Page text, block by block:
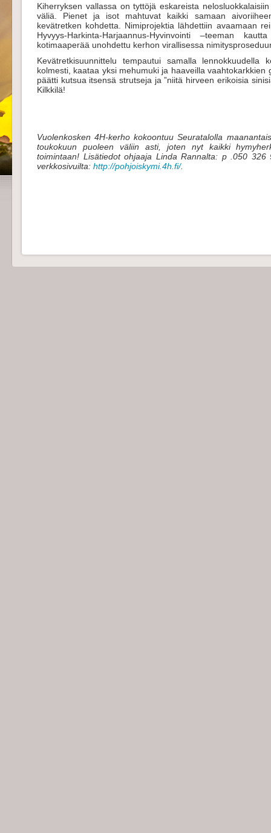
Kiherryksen vallassa on tyttöjä eskareista
väliä. Pienet ja isot mahtuvat kaikki samaan
kevätretken kohdetta. Nimiprojektia lähdettiin avaamaan
Hyvyys-Harkinta-Harjaannus-Hyvinvointi –teeman
kotimaaperää unohdettu kerhon virallisessa
Kevätretkisuunnittelu tempautui samalla
kolmesti, kaataa yksi mehumuki ja haaveilla
päätti kutsua itsensä strutseja ja ”niitä hirveen erikoisia
Kilkkilä!
Vuolenkosken 4H-kerho kokoontuu Seuratalolla
toukokuun puoleen väliin asti, joten nyt kaikki
toimintaan! Lisätiedot ohjaaja Linda Rannalta: p .050 326
verkkosivuilta: http://pohjoiskymi.4h.fi/.